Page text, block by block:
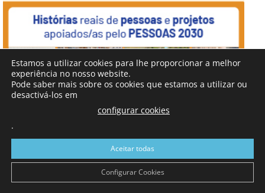
Estamos a utilizar cookies para lhe proporcionar a melhor
experiência no nosso website.
Pode saber mais sobre os cookies que estamos a utilizar ou
desactivá-los em
configurar cookies
.
Aceitar todas
Configurar Cookies